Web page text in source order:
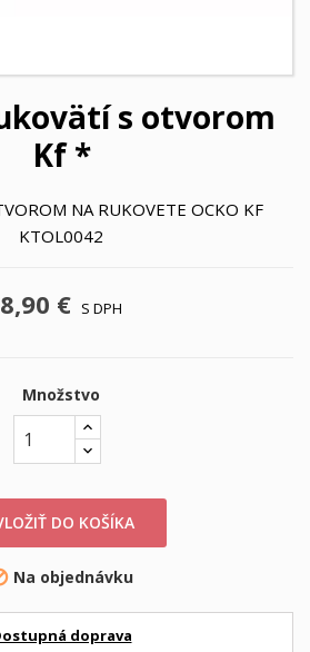
s otvorom
Kf *
NA RUKOVETE OCKO KF
KTOL0042
8,90 € S DPH
Množstvo
DO KOŠÍKA
Na objednávku
doprava